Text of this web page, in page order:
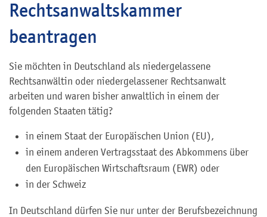
Rechtsanwaltskammer
beantragen
Sie möchten in Deutschland als niedergelassene
Rechtsanwältin oder niedergelassener Rechtsanwalt
arbeiten und waren bisher anwaltlich in einem der
folgenden Staaten tätig?
in einem Staat der Europäischen Union (EU),
in einem anderen Vertragsstaat des Abkommens über
den Europäischen Wirtschaftsraum (EWR) oder
in der Schweiz
In Deutschland dürfen Sie nur unter der Berufsbezeichnung